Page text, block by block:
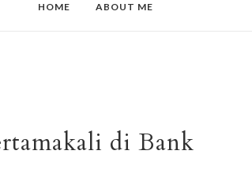
HOME ABOUT ME
di Bank